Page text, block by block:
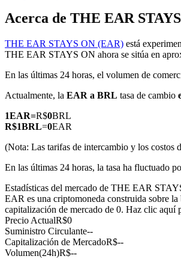
Futuros COIN-M
Futuros de criptomonedas
Acerca de THE EAR
THE EAR STAYS ON (EAR) está
THE EAR STAYS ON ahora se sitúa en
En las últimas 24 horas, el volumen de
Actualmente, la EAR a BRL tasa de cambio
1EAR=R$0BRL
R$1BRL=0EAR
(Nota: Las tarifas de intercambio y los costos
En las últimas 24 horas, la tasa ha fluctuado
Estadísticas del mercado de THE EAR
EAR es una criptomoneda construida sobre
capitalización de mercado de 0. Haz clic aquí
Precio ActualR$0
Suministro Circulante--
Capitalización de MercadoR$--
Volumen(24h)R$--